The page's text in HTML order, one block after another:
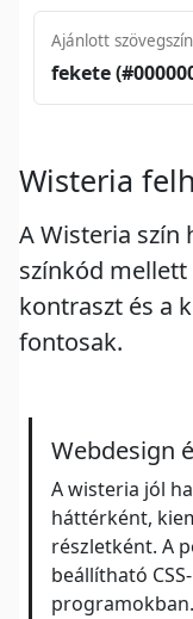
Ajánlott szövegszín
fekete
Wisteria
A Wisteria szín
színkód mellett
kontraszt és a
fontosak.
Webdesign
A wisteria jól
háttérként,
részletként. A
beállítható
programokban.